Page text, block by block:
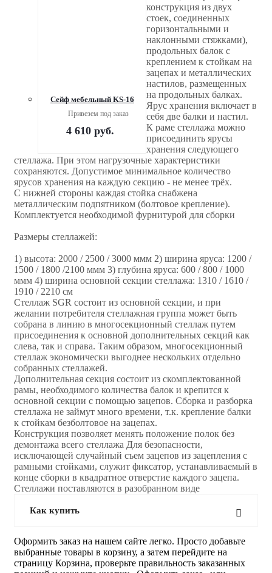
Сейф мебельный KS-16
Привезем под заказ
4 610 руб.
конструкция из двух
стоек, соединенных
горизонтальными и
наклонными стяжками),
продольных балок с
креплением к стойкам на
зацепах и металлических
настилов, размещенных
на продольных балках.
Ярус хранения включает в
себя две балки и настил.
К раме стеллажа можно
присоединить ярусы
хранения следующего
стеллажа. При этом нагрузочные характеристики
сохраняются. Допустимое минимальное количество
ярусов хранения на каждую секцию - не менее трёх.
С нижней стороны каждая стойка снабжена
металлическим подпятником (болтовое крепление).
Комплектуется необходимой фурнитурой для сборки
Размеры стеллажей:
1) высота: 2000 / 2500 / 3000 ммм 2) ширина яруса: 1200 /
1500 / 1800 /2100 ммм 3) глубина яруса: 600 / 800 / 1000
ммм 4) ширина основной секции стеллажа: 1310 / 1610 /
1910 / 2210 см
Стеллаж SGR состоит из основной секции, и при
желании потребителя стеллажная группа может быть
собрана в линию в многосекционный стеллаж путем
присоединения к основной дополнительных секций как
слева, так и справа. Таким образом, многосекционный
стеллаж экономически выгоднее нескольких отдельно
собранных стеллажей.
Дополнительная секция состоит из скомплектованной
рамы, необходимого количества балок и крепится к
основной секции с помощью зацепов. Сборка и разборка
стеллажа не займут много времени, т.к. крепление балки
к стойкам безболтовое на зацепах.
Конструкция позволяет менять положение полок без
демонтажа всего стеллажа Для безопасности,
исключающей случайный съем зацепов из зацепления с
рамными стойками, служит фиксатор, устанавливаемый в
конце сборки в квадратное отверстие каждого зацепа.
Стеллажи поставляются в разобранном виде
Как купить
Оформить заказ на нашем сайте легко. Просто добавьте
выбранные товары в корзину, а затем перейдите на
страницу Корзина, проверьте правильность заказанных